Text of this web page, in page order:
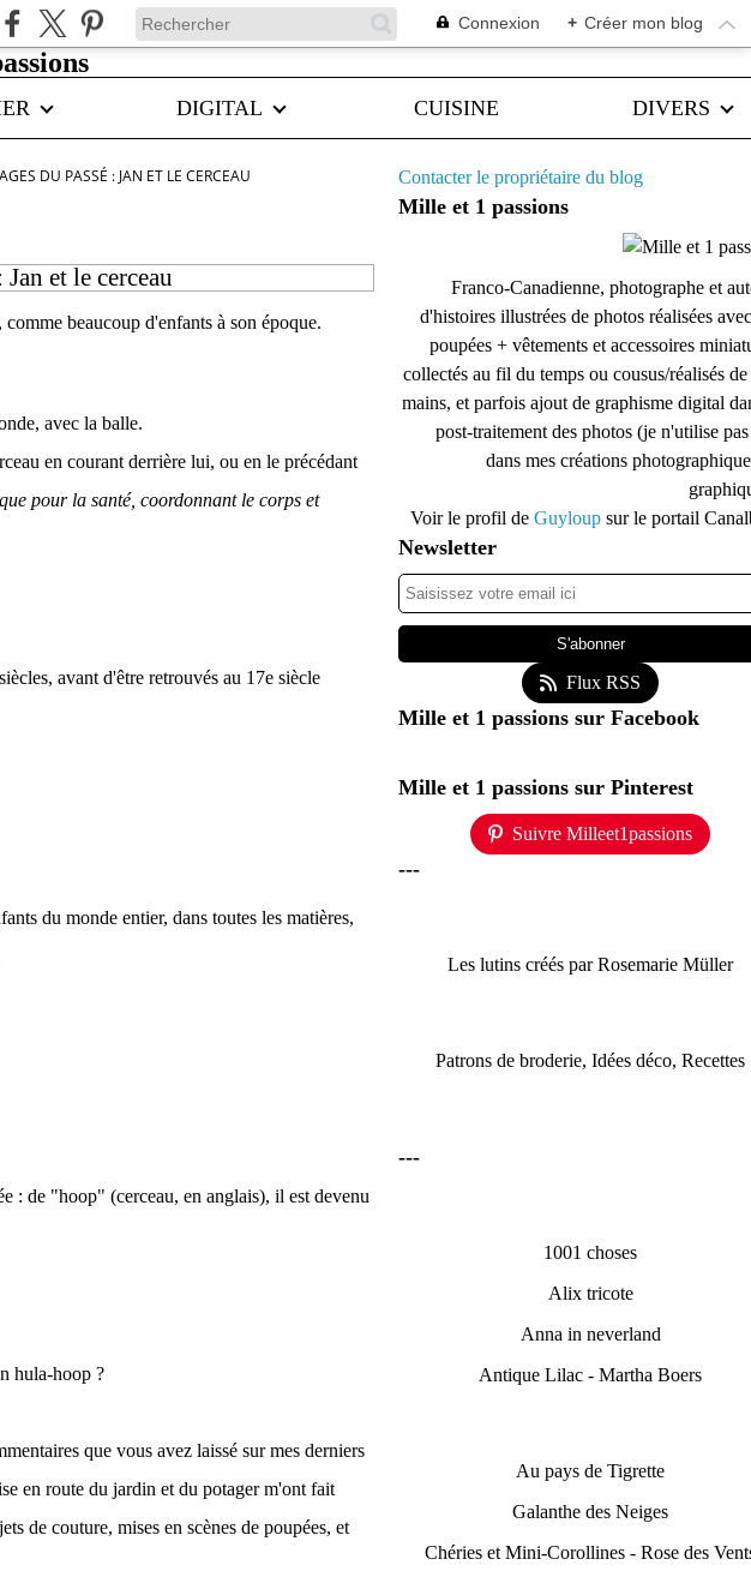
Connexion + Créer mon blog
DIGITAL CUISINE DIVERS
DU PASSÉ : JAN ET LE CERCEAU
et le cerceau
beaucoup d'enfants à son époque.
avec la balle.
en courant derrière lui, ou en le précédant
pour la santé, coordonnant le corps et
avant d'être retrouvés au 17e siècle
du monde entier, dans toutes les matières,
: de "hoop" (cerceau, en anglais), il est devenu
hula-hoop ?
que vous avez laissé sur mes derniers
en route du jardin et du potager m'ont fait
de couture, mises en scènes de poupées, et
Contacter le propriétaire du blog
Mille et 1 passions
Franco-Canadienne, photographe et
d'histoires illustrées de photos réalisées
poupées + vêtements et accessoires
collectés au fil du temps ou cousus/réalisés de
mains, et parfois ajout de graphisme digital
post-traitement des photos (je n'utilise
dans mes créations
Voir le profil de Guyloup sur le portail
Newsletter
Flux RSS
Mille et 1 passions sur Facebook
Mille et 1 passions sur Pinterest
Suivre Milleet1passions
---
Les lutins créés par Rosemarie Müller
Patrons de broderie, Idées déco, Recettes
---
1001 choses
Alix tricote
Anna in neverland
Antique Lilac - Martha Boers
Au pays de Tigrette
Galanthe des Neiges
Chéries et Mini-Corollines - Rose des